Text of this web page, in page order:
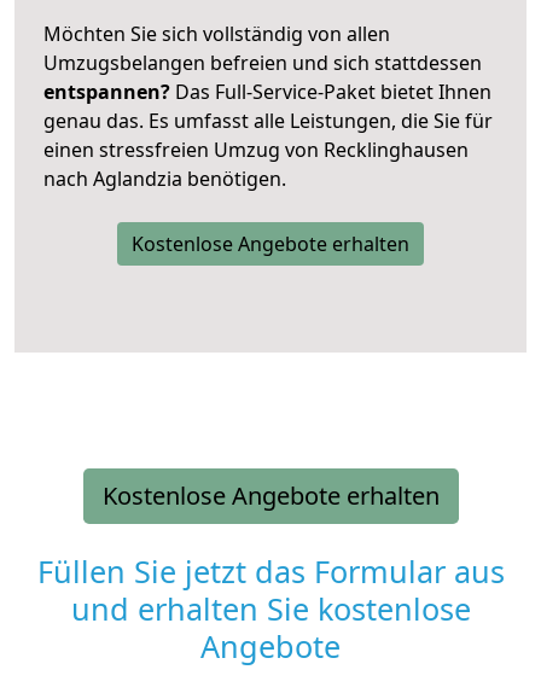
Möchten Sie sich vollständig von allen
Umzugsbelangen befreien und sich stattdessen
entspannen? Das Full-Service-Paket bietet Ihnen
genau das. Es umfasst alle Leistungen, die Sie für
einen stressfreien Umzug von Recklinghausen
nach Aglandzia benötigen.
Kostenlose Angebote erhalten
Kostenlose Angebote erhalten
Füllen Sie jetzt das Formular aus
und erhalten Sie kostenlose
Angebote